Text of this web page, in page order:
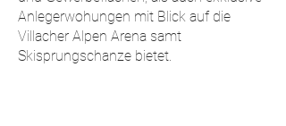
Anlegerwohungen mit Blick auf die
Villacher Alpen Arena samt
Skisprungschanze bietet.